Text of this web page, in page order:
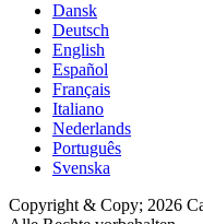
Dansk
Deutsch
English
Español
Français
Italiano
Nederlands
Português
Svenska
Copyright & Copy; 2026